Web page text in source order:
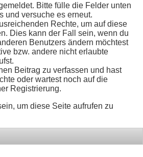
Bitte fülle die Felder unten
und versuche es erneut.
Rechte, um auf diese
Dies kann der Fall sein, wenn du
Benutzers ändern möchtest
bzw. andere nicht erlaubte
Beitrag zu verfassen und hast
oder wartest noch auf die
Registrierung.
um diese Seite aufrufen zu